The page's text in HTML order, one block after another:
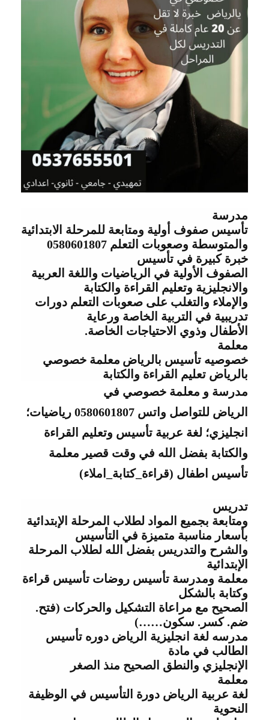
مدرسة
تأسيس صفوف أولية ومتابعة للمرحلة الابتدائية
والمتوسطة وصعوبات التعلم 0580601807
خبرة كبيرة في تأسيس
الصفوف الأولية في الرياضيات واللغة العربية
والانجليزية وتعليم القراءة والكتابة
والإملاء والتغلب على صعوبات التعلم دورات
تدريبية في التربية الخاصة ورعاية
الأطفال وذوي الاحتياجات الخاصة.
معلمة
خصوصيه تأسيس بالرياض معلمة خصوصي
بالرياض تعليم القراءة والكتابة
مدرسة و معلمة خصوصي في
الرياض للتواصل واتس 0580601807 رياضيات؛
انجليزي؛ لغة عربية تأسيس وتعليم القراءة
والكتابة بفضل الله في وقت قصير معلمة
تأسيس اطفال (قراءة_كتابة_املاء)
تدريس
ومتابعة بجميع المواد لطلاب المرحلة اﻹبتدائية
بأسعار مناسبة متميزة في التأسيس
والشرح والتدريس بفضل الله لطلاب المرحلة
اﻹبتدائية
معلمة ومدرسة تأسيس روضات تأسيس قراءة
وكتابة بالشكل
الصحيح مع مراعاة التشكيل والحركات (فتح.
ضم. كسر. سكون……)
مدرسه لغة انجليزية الرياض دوره تأسيس
الطالب في مادة
الإنجليزي والنطق الصحيح منذ الصغر
معلمة
لغة عربية الرياض دورة التأسيس في الوظيفة
النحوية